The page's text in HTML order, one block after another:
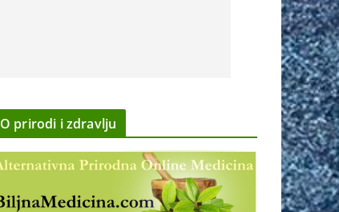
O prirodi i zdravlju